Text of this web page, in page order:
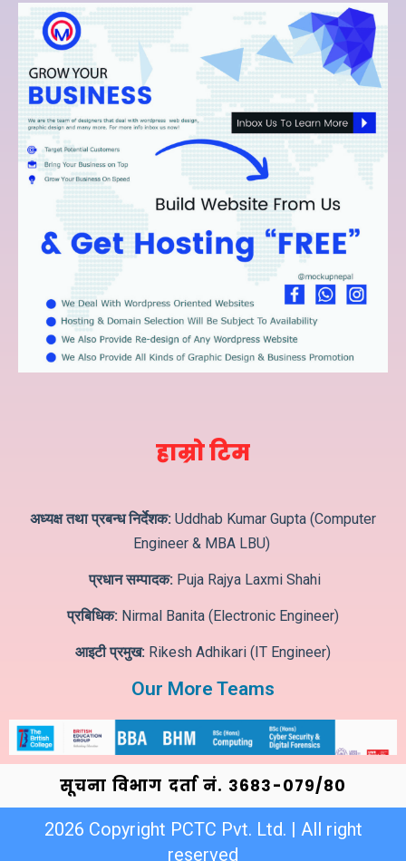
हाम्रो टिम
अध्यक्ष तथा प्रबन्ध निर्देशक: Uddhab Kumar Gupta (Computer
Engineer & MBA LBU)
प्रधान सम्पादक: Puja Rajya Laxmi Shahi
प्रबिधिक: Nirmal Banita (Electronic Engineer)
आइटी प्रमुख: Rikesh Adhikari (IT Engineer)
Our More Teams
सूचना विभाग दर्ता नं. ३6८३-०७९/८०
2026 Copyright PCTC Pvt. Ltd. | All right
reserved